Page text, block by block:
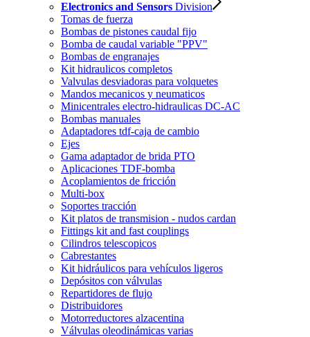
Electronics and Sensors Division
Tomas de fuerza
Bombas de pistones caudal fijo
Bomba de caudal variable "PPV"
Bombas de engranajes
Kit hidraulicos completos
Valvulas desviadoras para volquetes
Mandos mecanicos y neumaticos
Minicentrales electro-hidraulicas DC-AC
Bombas manuales
Adaptadores tdf-caja de cambio
Ejes
Gama adaptador de brida PTO
Aplicaciones TDF-bomba
Acoplamientos de fricción
Multi-box
Soportes tracción
Kit platos de transmision - nudos cardan
Fittings kit and fast couplings
Cilindros telescopicos
Cabrestantes
Kit hidráulicos para vehículos ligeros
Depósitos con válvulas
Repartidores de flujo
Distribuidores
Motorreductores alzacentina
Válvulas oleodinámicas varias